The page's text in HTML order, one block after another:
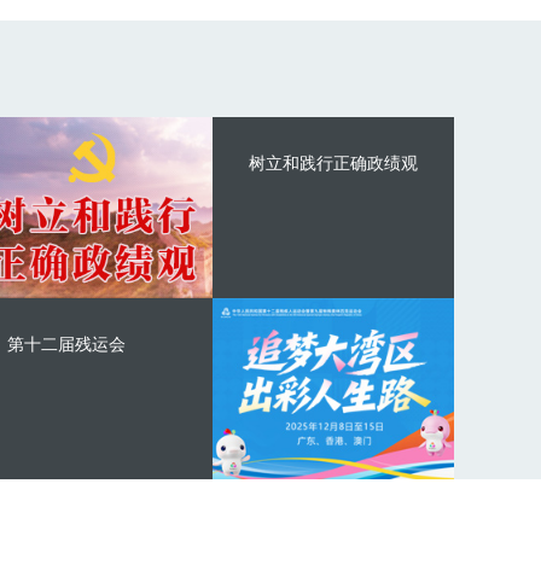
树立和践行正确政绩观
第十二届残运会